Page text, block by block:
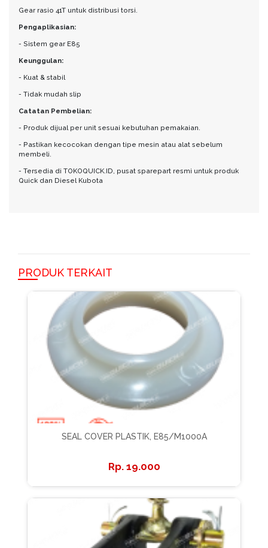
Gear rasio 41T untuk distribusi torsi.
Pengaplikasian:
- Sistem gear E85
Keunggulan:
- Kuat & stabil
- Tidak mudah slip
Catatan Pembelian:
- Produk dijual per unit sesuai kebutuhan pemakaian.
- Pastikan kecocokan dengan tipe mesin atau alat sebelum
membeli.
- Tersedia di TOKOQUICK.ID, pusat sparepart resmi untuk produk
Quick dan Diesel Kubota
PRODUK TERKAIT
SEAL COVER PLASTIK, E85/M1000A
19.000